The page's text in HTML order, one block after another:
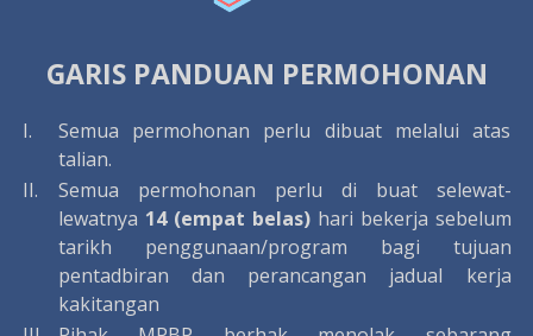
GARIS PANDUAN PERMOHONAN
I.
Semua permohonan perlu dibuat melalui atas
talian.
II.
Semua permohonan perlu di buat selewat-
lewatnya 14 (empat belas)hari bekerja sebelum
tarikh penggunaan/program bagi tujuan
pentadbiran dan perancangan jadual kerja
kakitangan